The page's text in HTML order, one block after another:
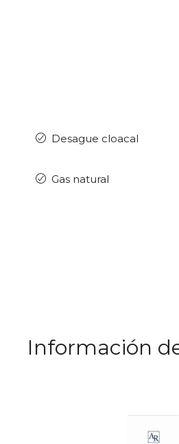
Desague cloacal
Gas natural
Información